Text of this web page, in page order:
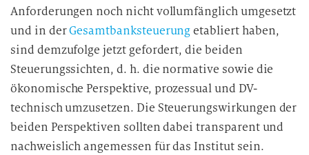
u
n
g
i
n
d
i
e
Anforderungen noch nicht vollumfänglich umgesetzt
und in derGesamtbanksteuerungetabliert haben,
sind demzufolge jetzt gefordert, die beiden
Steuerungssichten, d. h. die normative sowie die
ökonomische Perspektive, prozessual und DV-
technisch umzusetzen. Die Steuerungswirkungen der
beiden Perspektiven sollten dabei transparent und
nachweislich angemessen für das Institut sein.